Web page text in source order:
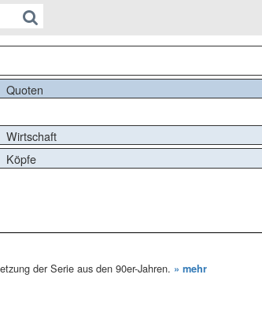
Quoten
Wirtschaft
Köpfe
der Serie aus den 90er-Jahren. » mehr